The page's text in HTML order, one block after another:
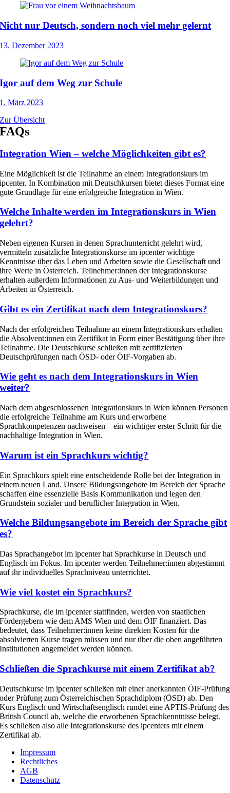
Nicht nur Deutsch, sondern noch viel mehr gelernt
13. Dezember 2023
Igor auf dem Weg zur Schule
1. März 2023
Zur Übersicht
FAQs
Integration Wien – welche Möglichkeiten gibt es?
Eine Möglichkeit ist die Teilnahme an einem Integrationskurs im
ipcenter. In Kombination mit Deutschkursen bietet dieses Format eine
gute Grundlage für eine erfolgreiche Integration in Wien.
Welche Inhalte werden im Integrationskurs in Wien
gelehrt?
Neben eigenen Kursen in denen Sprachunterricht gelehrt wird,
vermitteln zusätzliche Integrationskurse im ipcenter wichtige
Kenntnisse über das Leben und Arbeiten sowie die Gesellschaft und
ihre Werte in Österreich. Teilnehmer:innen der Integrationskurse
erhalten außerdem Informationen zu Aus- und Weiterbildungen und
Arbeiten in Österreich.
Gibt es ein Zertifikat nach dem Integrationskurs?
Nach der erfolgreichen Teilnahme an einem Integrationskurs erhalten
die Absolvent:innen ein Zertifikat in FormeinerBestätigung überihre
Teilnahme. Die Deutschkurse schließen mit zertifizierten
Deutschprüfungen nach ÖSD- oder ÖIF-Vorgaben ab.
Wie geht es nach dem Integrationskurs in Wien
weiter?
Nach dem abgeschlossenen Integrationskurs in Wien können Personen
die erfolgreiche Teilnahme am Kurs und erworbene
Sprachkompetenzen nachweisen – ein wichtiger erster Schritt für die
nachhaltige Integration in Wien.
Warum ist ein Sprachkurs wichtig?
Ein Sprachkurs spielt eine entscheidende Rolle bei der Integration in
einem neuen Land.Unsere Bildungsangebote im Bereich derSprache
schaffen eine essenzielle Basis Kommunikation und legen den
Grundstein sozialer und beruflicher Integration inWien.
Welche Bildungsangebote im Bereich der Sprache gibt
es?
Das Sprachangebot imipcenter hat Sprachkurse in Deutsch und
Englisch im Fokus. ImipcenterwerdenTeilnehmer:innen abgestimmt
auf ihr individuelles Sprachniveau unterrichtet.
Wie viel kostet ein Sprachkurs?
Sprachkurse, die im ipcenter stattfinden, werden von staatlichen
Fördergebern wie dem AMS Wien und dem ÖIF finanziert. Das
bedeutet, dass Teilnehmer:innen keine direkten Kosten für die
absolvierten Kurse tragen müssen und nur über die oben angeführten
Institutionen angemeldet werden können.
Schließen die Sprachkurse mit einem Zertifikat ab?
Deutschkurse imipcenterschließen mit einer anerkannten ÖIF-Prüfung
oder Prüfung zum Österreichischen Sprachdiplom (ÖSD) ab. Den
Kurs Englisch und Wirtschaftsenglisch rundet eine APTIS-Prüfung des
British Council ab, welche die erworbenen Sprachkenntnisse belegt.
Es schließen also alle Integrationskursedes ipcenters mit einem
Zertifikat ab.
Impressum
Rechtliches
AGB
Datenschutz